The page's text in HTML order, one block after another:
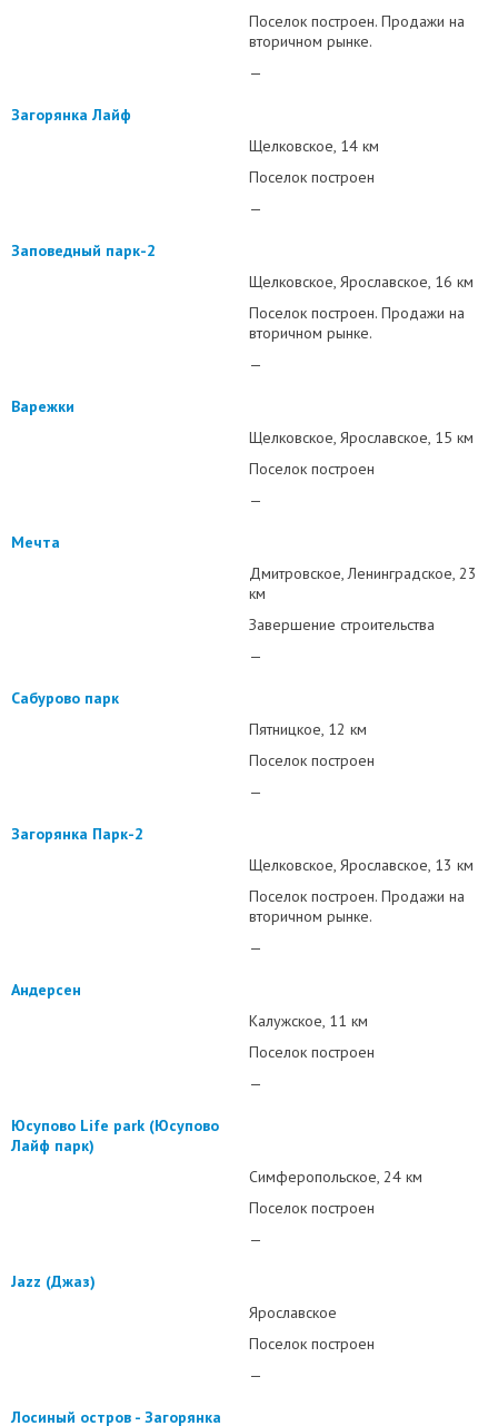
Поселок построен. Продажи на
вторичном рынке.
—
Загорянка Лайф
Щелковское 14 км
Поселок построен
—
Заповедный парк-2
Щелковское Ярославское 16 км
Поселок построен. Продажи на
вторичном рынке.
—
Варежки
Щелковское Ярославское 15 км
Поселок построен
—
Мечта
Дмитровское Ленинградское 23
км
Завершение строительства
—
Сабурово парк
Пятницкое 12 км
Поселок построен
—
Загорянка Парк-2
Щелковское Ярославское 13 км
Поселок построен. Продажи на
вторичном рынке.
—
Андерсен
Калужское 11 км
Поселок построен
—
Юсупово Life park (Юсупово
Лайф парк)
Симферопольское 24 км
Поселок построен
—
Jazz (Джаз)
Ярославское
Поселок построен
—
Лосиный остров - Загорянка